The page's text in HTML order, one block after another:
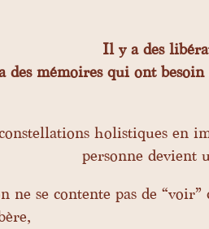
Il y a des
des mémoires qui ont besoin
holistiques en
personne devient
ne se contente pas de